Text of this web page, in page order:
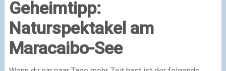
Geheimtipp:
Naturspektakel am
Maracaibo-See